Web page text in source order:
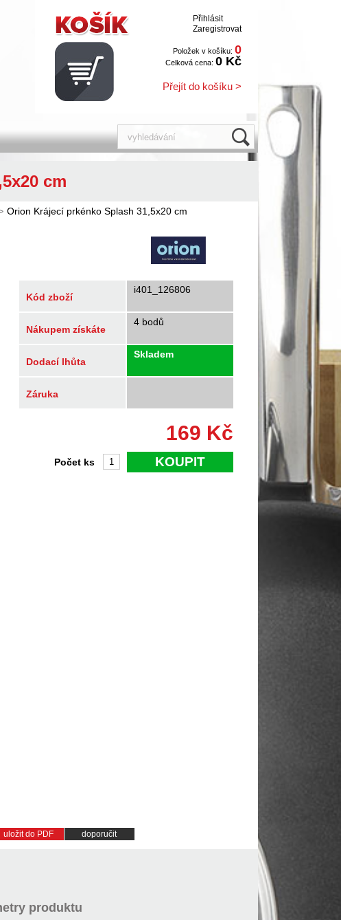
Přihlásit
Zaregistrovat
Položek v košíku: 0
Celková cena: 0 Kč
Přejít do košíku >
cm
Orion Krájecí prkénko Splash 31,5x20 cm
Kód zboží
i401_126806
Nákupem získáte
4 bodů
Dodací lhůta
Skladem
Záruka
169 Kč
KOUPIT
Počet ks
uložit do PDF doporučit
produktu